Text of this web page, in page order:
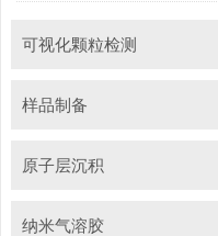
可视化颗粒检测
样品制备
原子层沉积
纳米气溶胶